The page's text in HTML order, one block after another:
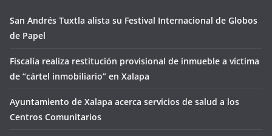
San Andrés Tuxtla alista su Festival Internacional de Globos
de Papel
Fiscalía realiza restitución provisional de inmueble a víctima
de “cártel inmobiliario” en Xalapa
Ayuntamiento de Xalapa acerca servicios de salud a los
Centros Comunitarios